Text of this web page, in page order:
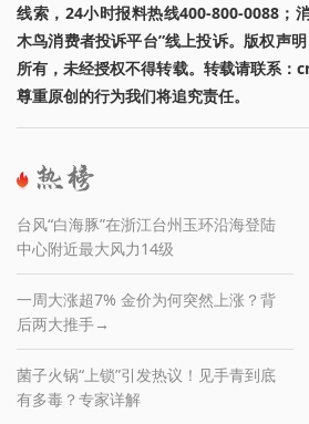
线索，24小时报料热线400-800-0088；
木鸟消费者投诉平台”线上投诉。版权声
所有，未经授权不得转载。转载请联系
尊重原创的行为我们将追究责任。
台风“白海豚”在浙江台州玉环沿海登陆
中心附近最大风力14级
一周大涨超7% 金价为何突然上涨？背
后两大推手→
菌子火锅“上锁”引发热议！见手青到底
有多毒？专家详解